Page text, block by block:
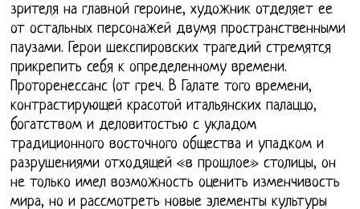
зрителя на главной героине, художник отделяет ее
от остальных персонажей двумя пространственными
паузами. Герои шекспировских трагедий стремятся
прикрепить себя к определенному времени.
Проторенессанс (от греч. В Галате того времени,
контрастирующей красотой итальянских палаццо,
богатством и деловитостью с укладом
традиционного восточного общества и упадком и
разрушениями отходящей «в прошлое» столицы, он
не только имел возможность оценить изменчивость
мира, но и рассмотреть новые элементы культуры